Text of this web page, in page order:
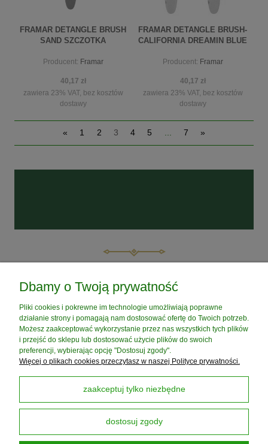
FRAMAR DETANGLE BRUSH
SAND SZCZOTKA
Producent: Framar
40,17 zł
zawiera 23% VAT, bez kosztów
dostawy
FRAMAR DETANGLE BRUSH-
CALIFORNIA DREAMIN BLUE
Producent: Framar
40,17 zł
zawiera 23% VAT, bez kosztów
dostawy
« 1 2 3 4 5 ... 7 »
MOJE KONTO
PŁATNOŚCI I DOSTAWA
INFORMACJE
O NAS
Dbamy o Twoją prywatność
Pliki cookies i pokrewne im technologie umożliwiają poprawne
działanie strony i pomagają nam dostosować ofertę do Twoich potrzeb.
Możesz zaakceptować wykorzystanie przez nas wszystkich tych plików
i przejść do sklepu lub dostosować użycie plików do swoich
preferencji, wybierając opcję "Dostosuj zgody".
Więcej o plikach cookies przeczytasz w naszej Polityce prywatności.
zaakceptuj tylko niezbędne
dostosuj zgody